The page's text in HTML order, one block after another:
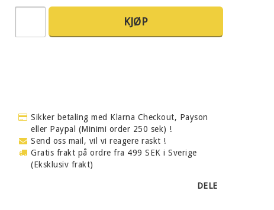
KJØP
Sikker betaling med Klarna Checkout, Payson
eller Paypal (Minimi order 250 sek) !
Send oss mail, vil vi reagere raskt !
Gratis frakt på ordre fra 499 SEK i Sverige
(Eksklusiv frakt)
DELE